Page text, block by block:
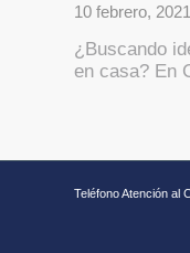
10 febrero, 2021
¿Buscando
en casa? En
Teléfono Atención al